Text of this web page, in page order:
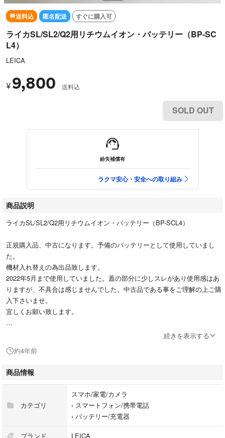
送料込 匿名配送 すぐに購入可
ライカSL/SL2/Q2用リチウムイオン・バッテリー（BP-SC
L4）
LEICA
¥ 9,800 送料込
SOLD OUT
紛失補償有
ラクマ安心・安全への取り組み
商品説明
ライカSL/SL2/Q2用リチウムイオン・バッテリー（BP-SCL4）
正規購入品、中古になります。予備のバッテリーとして使用していまし
た。
機材入れ替えの為出品致します。
2022年5月まで使用していました。蓋の部分に少しスレがあり使用感はあ
りますが、不具合は感じませんでした。中古品である事をご理解の上ご購
入下さいませ。
宜しくお願い致します。
続きを表示する
約4年前
商品情報
カテゴリ
スマホ/家電/カメラ
› スマートフォン/携帯電話
› バッテリー/充電器
ブランド LEICA